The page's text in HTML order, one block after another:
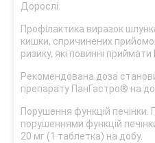
Дорослі.
Профілактика виразок
кишки, спричинених
ризику, які повинні
Рекомендована доза
препарату ПанГастро® на
Порушення функцій печінки.
порушеннями функцій
20 мг (1 таблетка) на добу.